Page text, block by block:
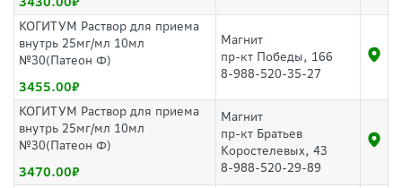
КОГИТУМ Раствор для приема
внутрь 25мг/мл 10мл
№30(Патеон Ф)
3455.00
Магнит
пр-кт Победы, 166
8-988-520-35-27
КОГИТУМ Раствор для приема
внутрь 25мг/мл 10мл
№30(Патеон Ф)
3470.00
Магнит
пр-кт Братьев
Коростелевых, 43
8-988-520-29-89